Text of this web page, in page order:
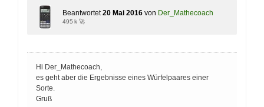
Beantwortet 20 Mai 2016 von Der_Mathecoach
495 k 🚀
Hi Der_Mathecoach,
es geht aber die Ergebnisse eines Würfelpaares einer
Sorte.
Gruß